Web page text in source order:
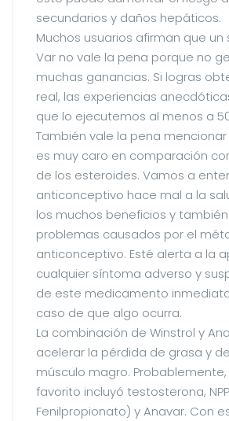
secundarios y daños hepáticos.
Muchos usuarios afirman que un
Var no vale la pena porque no
muchas ganancias. Si logras
real, las experiencias
que lo ejecutemos al menos a
También vale la pena
es muy caro en comparación
de los esteroides. Vamos a
anticonceptivo hace mal a la
los muchos beneficios y
problemas causados por el
anticonceptivo. Esté alerta a la
cualquier síntoma adverso y
de este medicamento
caso de que algo ocurra.
La combinación de Winstrol y
acelerar la pérdida de grasa y
músculo magro.
favorito incluyó testosterona,
Fenilpropionato) y Anavar. Con